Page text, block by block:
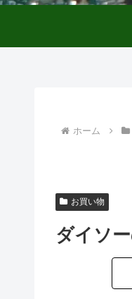
ホーム
お買い物
ダイソ